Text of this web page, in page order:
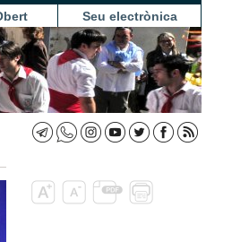
Seu electrònica